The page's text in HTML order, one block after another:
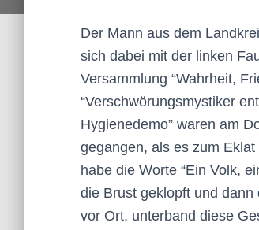
Der Mann aus dem
sich dabei mit der linken
Versammlung “Wahrheit,
“Verschwörungsmystiker
Hygienedemo” waren am
gegangen, als es zum
habe die Worte “Ein Volk,
die Brust geklopft und
vor Ort, unterband diese